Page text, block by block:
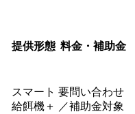
提供形態 料金・補助金
スマート
給餌機＋
要問い合わせ
／補助金対象